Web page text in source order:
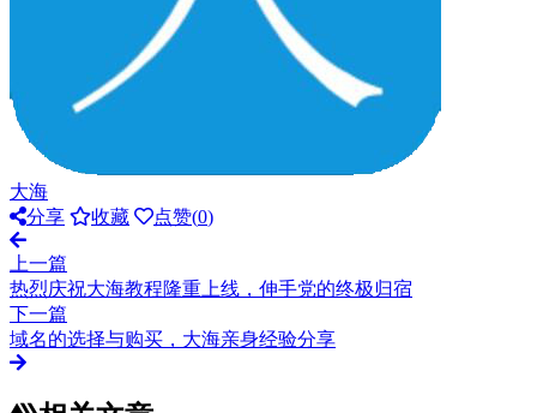
大海
分享
收藏 点赞(0)
上一篇
热烈庆祝大海教程隆重上线，伸手党的终极归宿
下一篇
域名的选择与购买，大海亲身经验分享